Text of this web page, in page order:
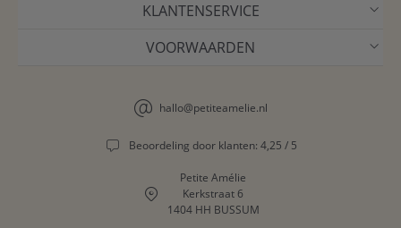
KLANTENSERVICE
VOORWAARDEN
hallo@petiteamelie.nl
Beoordeling door klanten: 4,25 / 5
Petite Amélie
Kerkstraat 6
1404 HH BUSSUM